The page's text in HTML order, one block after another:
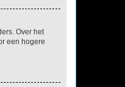
Over het
een hogere